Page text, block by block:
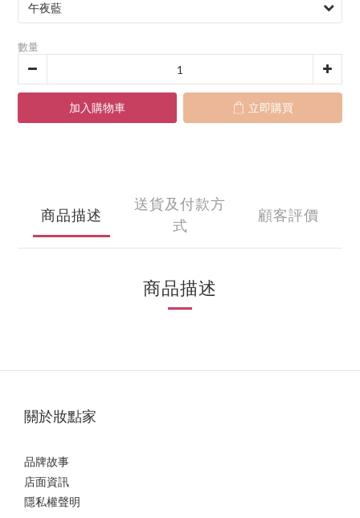
數量
加入購物車 立即購買
商品描述
送貨及付款方
式
顧客評價
商品描述
關於妝點家
品牌故事
店面資訊
隱私權聲明